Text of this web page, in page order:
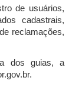
de usuários,
cadastrais,
reclamações,
dos guias, a